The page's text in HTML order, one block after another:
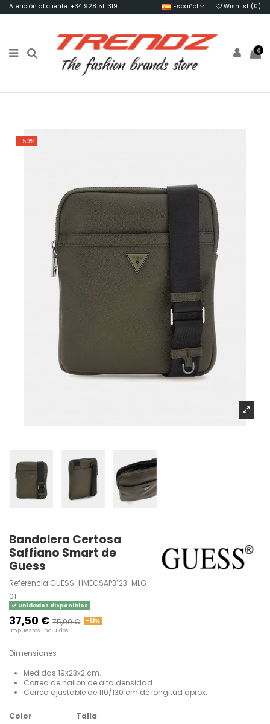
Atención al cliente: +34 928 511 319 Español Wishlist (0)
0
-50%
Bandolera Certosa
Saffiano Smart de
Guess
Referencia GUESS-HMECSAP3123-MLG-
01
Unidades disponibles
37,50 € 75,00 € -51%
Impuestos incluidos
Dimensiones
Medidas 19x23x2 cm.
Correa de nailon de alta densidad.
Correa ajustable de 110/130 cm de longitud aprox.
Color
Talla